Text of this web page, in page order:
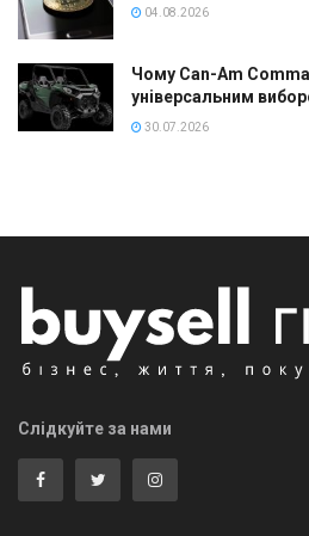
04.08.2026
Чому Can-Am
універсальним
30.07.2026
Слідкуйте за нами